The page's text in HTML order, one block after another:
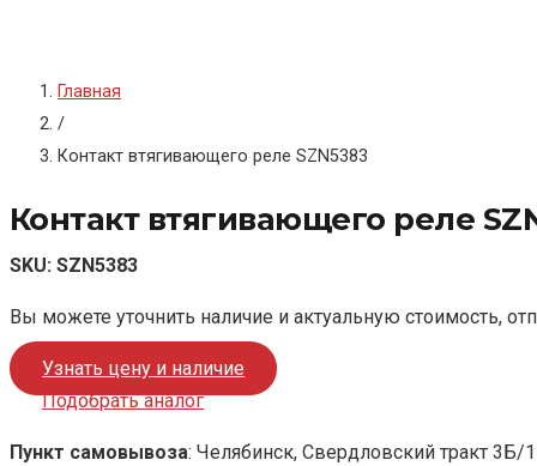
Главная
/
Контакт втягивающего реле SZN5383
Контакт втягивающего реле
SKU: SZN5383
Вы можете уточнить наличие и актуальную стоимость,
Узнать цену и наличие
Подобрать аналог
Пункт самовывоза: Челябинск, Свердловский тракт 3Б/1